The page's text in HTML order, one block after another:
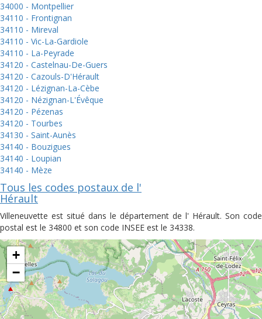
34000 - Montpellier
34110 - Frontignan
34110 - Mireval
34110 - Vic-La-Gardiole
34110 - La-Peyrade
34120 - Castelnau-De-Guers
34120 - Cazouls-D'Hérault
34120 - Lézignan-La-Cèbe
34120 - Nézignan-L'Évêque
34120 - Pézenas
34120 - Tourbes
34130 - Saint-Aunès
34140 - Bouzigues
34140 - Loupian
34140 - Mèze
Tous les codes postaux de l'
Hérault
Villeneuvette est situé dans le département de l' Hérault. Son code
postal est le 34800 et son code INSEE est le 34338.
+
−